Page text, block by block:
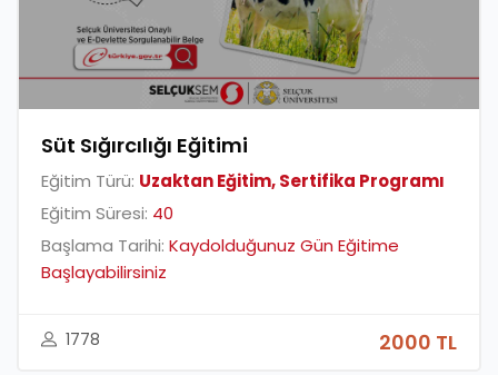
Süt Sığırcılığı Eğitimi
Eğitim Türü: Uzaktan Eğitim, Sertifika Programı
Eğitim Süresi: 40
Başlama Tarihi: Kaydolduğunuz Gün Eğitime
Başlayabilirsiniz
1778 2000 TL